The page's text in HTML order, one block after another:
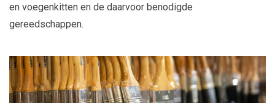
en voegenkitten en de daarvoor benodigde
gereedschappen.